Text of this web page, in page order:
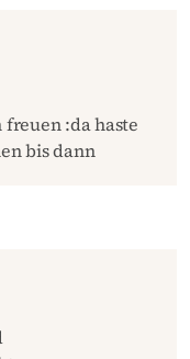
:da haste
bis dann